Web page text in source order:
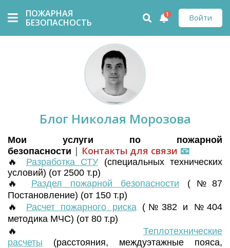
ПОЖАРНАЯ
БЕЗОПАСНОСТЬ
Войти
1
Блог Николая Морозова
Мои услуги по пожарной
безопасности | Контакты для связи 📧
🔥 Разработка СТУ (специальных технических
условий) (от 2500 т.р)
🔥 Раздел пожарной безопасности (№87
Постановление) (от 150 т.р)
🔥 Расчет пожарного риска(№382 и №404
методика МЧС) (от 80 т.р)
🔥 Теплотехнические
расчеты (расстояния, междуэтажные пояса,